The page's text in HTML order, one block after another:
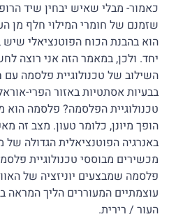
כאמור- מבלי שאיש יבחין שיד
שזמנם של חומרי המילוי חלף מן
הוא בהבנת הכוח הפוטנציאלי
יחד. ולכן, במאמר הזה אני רוצה
השילוב של טכנולוגיית פלסמה עם
בבעיות אסתטיות באזור הפרי-
טכנולוגיית הפלסמה? פלסמה הוא
הופך מיונן, כלומר טעון. מצב זה
באנרגיה הפוטנציאלית הגדולה של
מכשירים מבוססי טכנולוגיית
פלסמה שמבצעים יוניזציה של
עוצמתיים המעוררים הליך
העור / רירית.